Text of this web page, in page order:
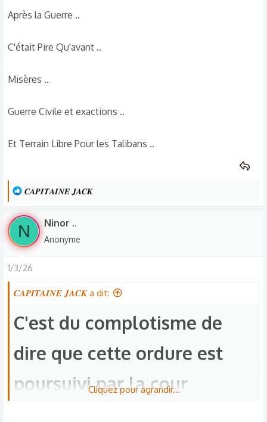
Après la Guerre ..
C'était Pire Qu'avant ..
Misères ..
Guerre Civile et exactions ..
Et Terrain Libre Pour les Talibans ..
L
s
r
é
c
𝑪𝑨𝑷𝑰𝑻𝑨𝑰𝑵𝑬 𝑱𝑨𝑪𝑲
N Ninor ..
Anonyme
1/3/26
𝑪𝑨𝑷𝑰𝑻𝑨𝑰𝑵𝑬 𝑱𝑨𝑪𝑲 a dit:
C'est du complotisme de
dire que cette ordure est
poursuivi par la cour
Cliquez pour agrandir...